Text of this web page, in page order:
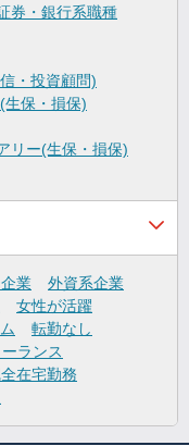
券・銀行系職種
・投資顧問)
生保・損保)
リー(生保・損保)
業
外資系企業
女性が活躍
転勤なし
ランス
在宅勤務